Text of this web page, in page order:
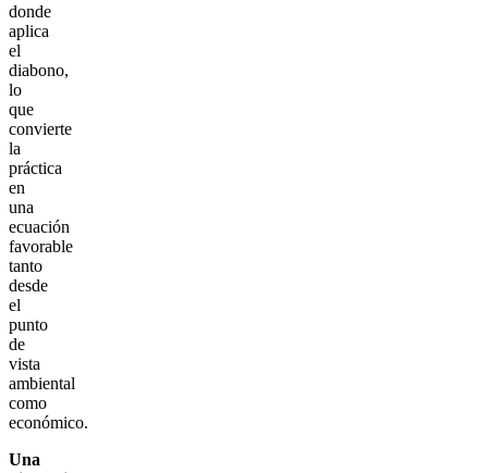
donde
aplica
el
diabono,
lo
que
convierte
la
práctica
en
una
ecuación
favorable
tanto
desde
el
punto
de
vista
ambiental
como
económico.
Una